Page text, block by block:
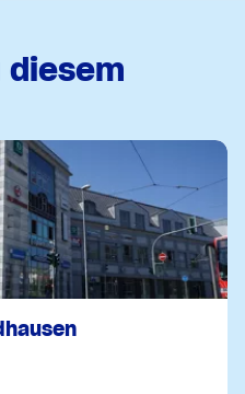
diesem